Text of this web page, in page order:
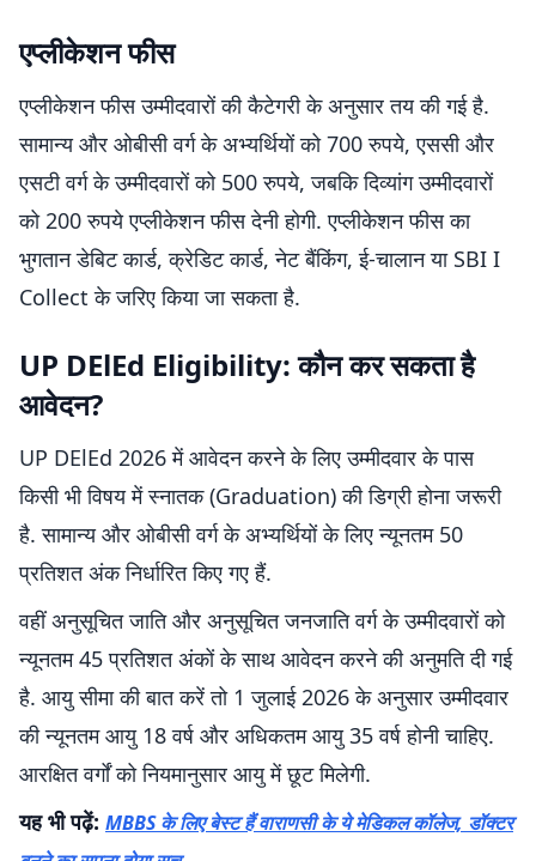
एप्लीकेशन फीस
एप्लीकेशन फीस उम्मीदवारों की कैटेगरी के अनुसार तय की गई है.
सामान्य और ओबीसी वर्ग के अभ्यर्थियों को 700 रुपये, एससी और
एसटी वर्ग के उम्मीदवारों को 500 रुपये, जबकि दिव्यांग उम्मीदवारों
को 200 रुपये एप्लीकेशन फीस देनी होगी. एप्लीकेशन फीस का
भुगतान डेबिट कार्ड, क्रेडिट कार्ड, नेट बैंकिंग, ई-चालान या SBI I
Collect के जरिए किया जा सकता है.
UP DElEd Eligibility: कौन कर सकता है
आवेदन?
UP DElEd 2026 में आवेदन करने के लिए उम्मीदवार के पास
किसी भी विषय में स्नातक (Graduation) की डिग्री होना जरूरी
है. सामान्य और ओबीसी वर्ग के अभ्यर्थियों के लिए न्यूनतम 50
प्रतिशत अंक निर्धारित किए गए हैं.
वहीं अनुसूचित जाति और अनुसूचित जनजाति वर्ग के उम्मीदवारों को
न्यूनतम 45 प्रतिशत अंकों के साथ आवेदन करने की अनुमति दी गई
है. आयु सीमा की बात करें तो 1 जुलाई 2026 के अनुसार उम्मीदवार
की न्यूनतम आयु 18 वर्ष और अधिकतम आयु 35 वर्ष होनी चाहिए.
आरक्षित वर्गों को नियमानुसार आयु में छूट मिलेगी.
यह भी पढ़ें: MBBS के लिए बेस्ट हैं वाराणसी के ये मेडिकल कॉलेज, डॉक्टर